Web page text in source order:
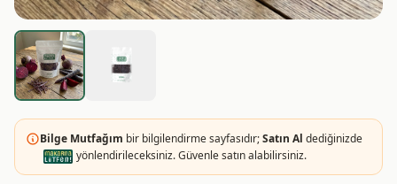
Bilge Mutfağım bir bilgilendirme sayfasıdır;Satın Al dediğinizde
yönlendirileceksiniz. Güvenle satın alabilirsiniz.